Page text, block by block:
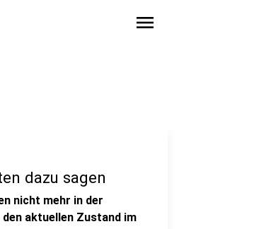
menu
dazu sagen
nicht mehr in der
aktuellen Zustand im